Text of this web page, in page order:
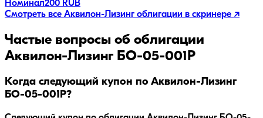
Номинал200 RUB
Смотреть все Аквилон-Лизинг облигации в скринере ↗
Частые вопросы об облигации
Аквилон-Лизинг БО-05-001P
Когда следующий купон по Аквилон-Лизинг
БО-05-001P?